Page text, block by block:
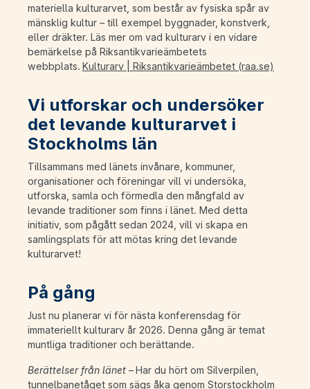
materiella kulturarvet, som består av fysiska spår av
mänsklig kultur – till exempel byggnader, konstverk,
eller dräkter. Läs mer om vad kulturarv i en vidare
bemärkelse på Riksantikvarieämbetets
webbplats. Kulturarv | Riksantikvarieämbetet (raa.se)
Vi utforskar och undersöker
det levande kulturarvet i
Stockholms län
Tillsammans med länets invånare, kommuner,
organisationer och föreningar vill vi undersöka,
utforska, samla och förmedla den mångfald av
levande traditioner som finns i länet. Med detta
initiativ, som pågått sedan 2024, vill vi skapa en
samlingsplats för att mötas kring det levande
kulturarvet!
På gång
Just nu planerar vi för nästa konferensdag för
immateriellt kulturarv år 2026. Denna gång är temat
muntliga traditioner och berättande.
Berättelser från länet –Har du hört om Silverpilen,
tunnelbanetåget som sägs åka genom Storstockholm